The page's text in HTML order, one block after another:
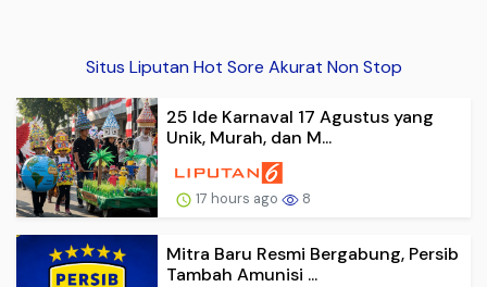
Situs Liputan Hot Sore Akurat Non Stop
25 Ide Karnaval 17 Agustus yang
Unik, Murah, dan M...
17 hours ago 8
Mitra Baru Resmi Bergabung, Persib
Tambah Amunisi ...